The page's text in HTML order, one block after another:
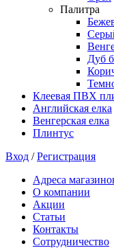
Палитра
Дуб
Клеевая ПВХ
Английская елка
Венгерская елка
Плинтус
Вход /Регистрация
Адреса
О компании
Акции
Статьи
Контакты
Сотрудничество